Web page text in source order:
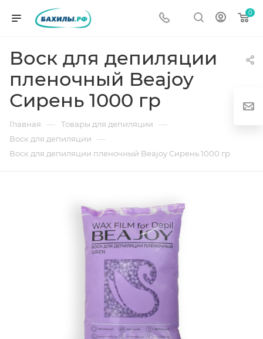
0
Воск для депиляции
пленочный Beajoy
Сирень 1000 гр
Главная — Товары для депиляции —
Воск для депиляции —
Воск для депиляции пленочный Beajoy Сирень 1000 гр